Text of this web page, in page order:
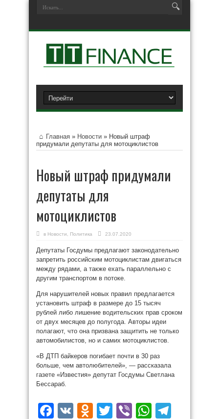
Главная » Новости » Новый штраф
придумали депутаты для мотоциклистов
Новый штраф придумали
депутаты для
мотоциклистов
в Новости Политика 23.07.2020
Депутаты Госдумы предлагают законодательно
запретить российским мотоциклистам двигаться
между рядами, а также ехать параллельно с
другим транспортом в потоке.
Для нарушителей новых правил предлагается
установить штраф в размере до 15 тысяч
рублей либо лишение водительских прав сроком
от двух месяцев до полугода. Авторы идеи
полагают, что она призвана защитить не только
автомобилистов, но и самих мотоциклистов.
«В ДТП байкеров погибает почти в 30 раз
больше, чем автолюбителей», — рассказала
газете «Известия» депутат Госдумы Светлана
Бессараб.
Facebook
VK Odnoklassniki
Twitter
Viber